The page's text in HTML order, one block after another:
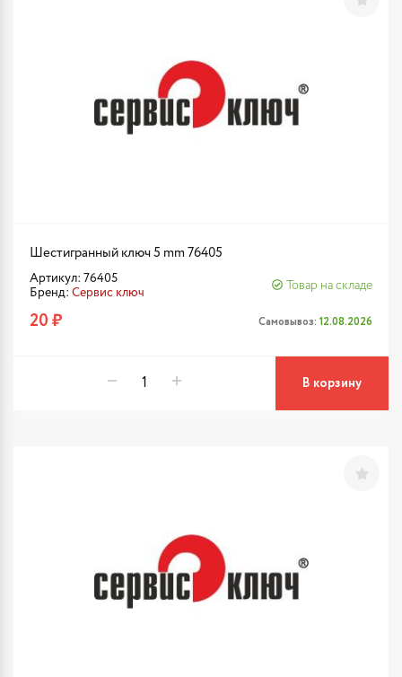
Шестигранный ключ 5 mm 76405
Артикул: 76405
Бренд: Сервис ключ
Товар на складе
20 ₽ Самовывоз: 12.08.2026
В корзину